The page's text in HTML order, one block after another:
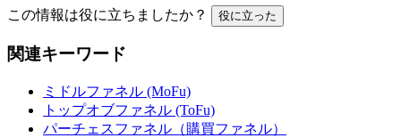
この情報は役に立ちましたか？ 役に立った
関連キーワード
ミドルファネル (MoFu)
トップオブファネル (ToFu)
パーチェスファネル（購買ファネル）